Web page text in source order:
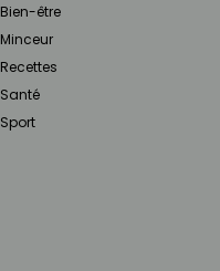
Bien-être
Minceur
Recettes
Santé
Sport